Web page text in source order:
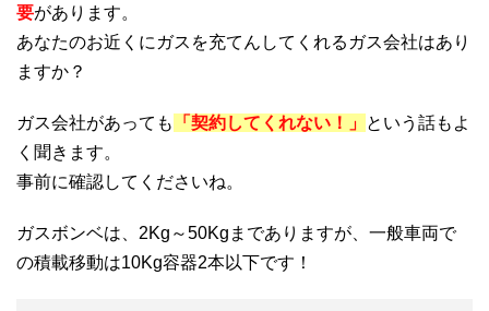
要があります。
あなたのお近くにガスを充てんしてくれるガス会社はあり
ますか？
ガス会社があっても 「契約してくれない！」 という話もよ
く聞きます。
事前に確認してくださいね。
ガスボンベは、2Kg～50Kgまでありますが、一般車両で
の積載移動は10Kg容器2本以下です！